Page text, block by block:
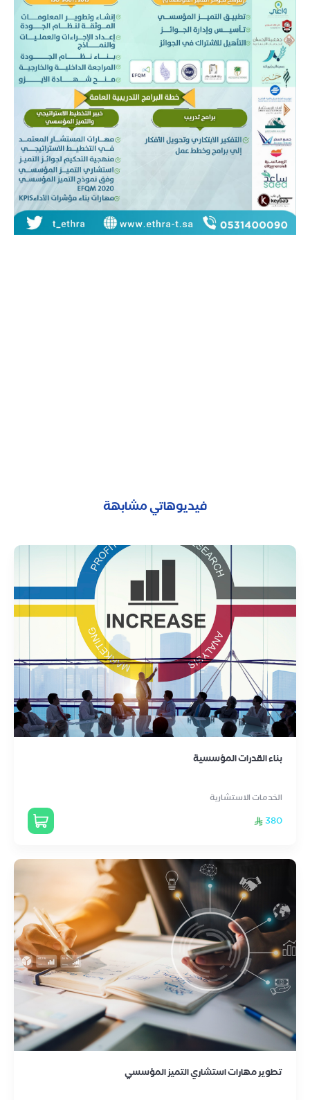
فيديوهاتي مشابهة
بناء القدرات المؤسسية
الخدمات الاستشارية
380
تطوير مهارات استشاري التميز المؤسسي